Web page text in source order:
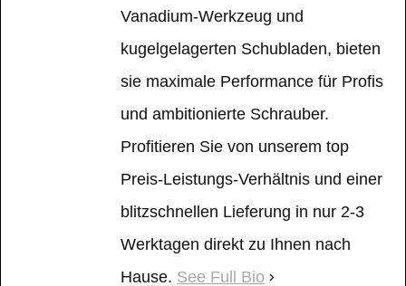
Vanadium-Werkzeug und
kugelgelagerten Schubladen, bieten
sie maximale Performance für Profis
und ambitionierte Schrauber.
Profitieren Sie von unserem top
Preis-Leistungs-Verhältnis und einer
blitzschnellen Lieferung in nur 2-3
Werktagen direkt zu Ihnen nach
Hause. See Full Bio